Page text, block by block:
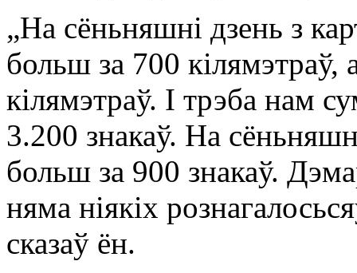
„На сёньняшні дзень з
больш за 700
кілямэтраў. І трэба нам
3.200 знакаў. На
больш за 900 знакаў.
няма ніякіх
сказаў ён.